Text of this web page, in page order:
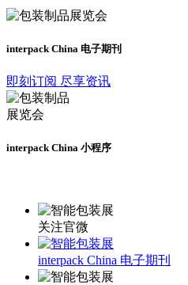
interpack China 电子期刊
即刻订阅 尽享资讯
interpack China 小程序
关注官微
interpack China 电子期刊